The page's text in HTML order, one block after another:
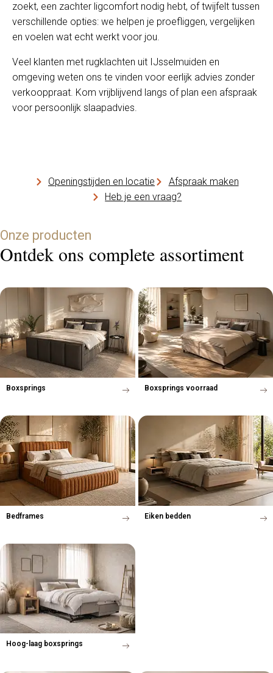
zoekt, een zachter ligcomfort nodig hebt, of twijfelt tussen
verschillende opties: we helpen je proefliggen, vergelijken
en voelen wat echt werkt voor jou.
Veel klanten met rugklachten uit IJsselmuiden en
omgeving weten ons te vinden voor eerlijk advies zonder
verkooppraat. Kom vrijblijvend langs of plan een afspraak
voor persoonlijk slaapadvies.
Openingstijden en locatie
Afspraak maken
Heb je een vraag?
Onze producten
Ontdek ons complete assortiment
Boxsprings Boxsprings voorraad
Bedframes Eiken bedden
Hoog-laag boxsprings